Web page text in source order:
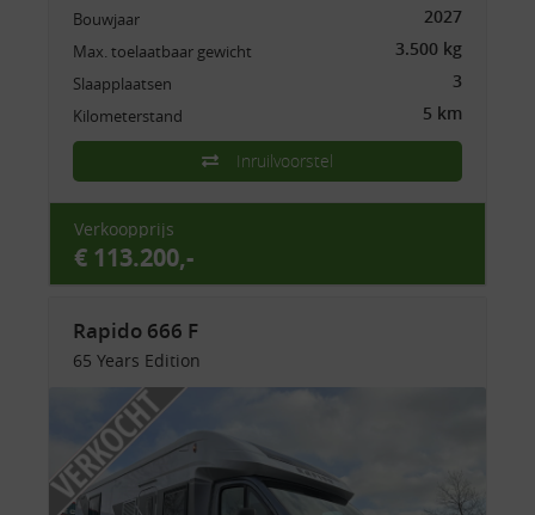
Bouwjaar 2027
Max. toelaatbaar gewicht 3.500 kg
Slaapplaatsen 3
Kilometerstand 5 km
Inruilvoorstel
Verkoopprijs
€ 113.200,-
Rapido 666 F
65 Years Edition